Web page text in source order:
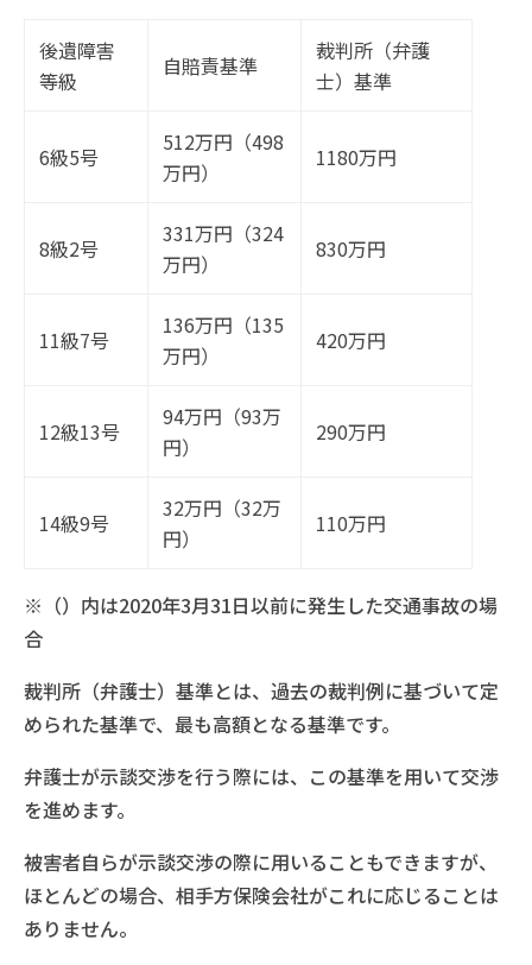
後遺障害
等級
自賠責基準
裁判所（弁護
士）基準
6級5号
512万円（498
万円）
1180万円
8級2号
331万円（324
万円）
830万円
11級7号
136万円（135
万円）
420万円
12級13号
94万円（93万
円）
290万円
14級9号
32万円（32万
円）
110万円
※（）内は2020年3月31日以前に発生した交通事故の場
合
裁判所（弁護士）基準とは、過去の裁判例に基づいて定
められた基準で、最も高額となる基準です。
弁護士が示談交渉を行う際には、この基準を用いて交渉
を進めます。
被害者自らが示談交渉の際に用いることもできますが、
ほとんどの場合、相手方保険会社がこれに応じることは
ありません。